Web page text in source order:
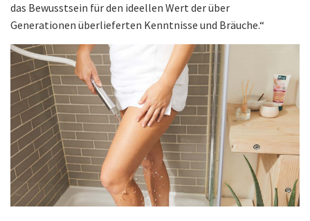
das Bewusstsein für den ideellen Wert der über
Generationen überlieferten Kenntnisse und Bräuche.“